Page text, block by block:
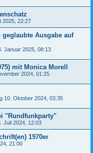
2025, 22:27
Ausgabe auf
Januar 2025, 08:13
mit Monica Morell
2024, 01:25
10. Oktober 2024, 03:35
"Rundfunkparty"
Juli 2024, 12:03
1970er
21:00